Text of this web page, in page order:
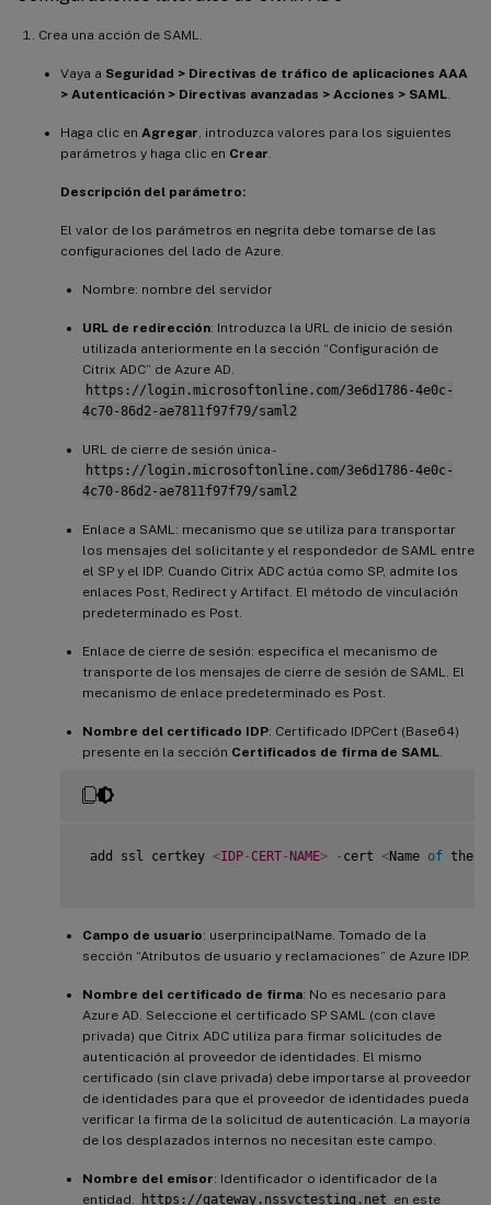
Crea una acción de SAML.
Vaya a Seguridad > Directivas de tráfico de aplicaciones AAA
> Autenticación > Directivas avanzadas > Acciones > SAML.
Haga clic en Agregar, introduzca valores para los siguientes
parámetros y haga clic en Crear.
Descripción del parámetro:
El valor de los parámetros en negrita debe tomarse de las
configuraciones del lado de Azure.
Nombre: nombre del servidor
URL de redirección: Introduzca la URL de inicio de sesión
utilizada anteriormente en la sección “Configuración de
Citrix ADC” de Azure AD.
https://login.microsoftonline.com/3e6d1786-4e0c-
4c70-86d2-ae7811f97f79/saml2
URL de cierre de sesión única -
https://login.microsoftonline.com/3e6d1786-4e0c-
4c70-86d2-ae7811f97f79/saml2
Enlace a SAML: mecanismo que se utiliza para transportar
los mensajes del solicitante y el respondedor de SAML entre
el SP y el IDP. Cuando Citrix ADC actúa como SP, admite los
enlaces Post, Redirect y Artifact. El método de vinculación
predeterminado es Post.
Enlace de cierre de sesión: especifica el mecanismo de
transporte de los mensajes de cierre de sesión de SAML. El
mecanismo de enlace predeterminado es Post.
Nombre del certificado IDP: Certificado IDPCert (Base64)
presente en la sección Certificados de firma de SAML.
add ssl certkey <IDP- CERT- NAME> - cert <Name of the
Campo de usuario: userprincipalName. Tomado de la
sección “Atributos de usuario y reclamaciones” de Azure IDP.
Nombre del certificado de firma: No es necesario para
Azure AD. Seleccione el certificado SP SAML (con clave
privada) que Citrix ADC utiliza para firmar solicitudes de
autenticación al proveedor de identidades. El mismo
certificado (sin clave privada) debe importarse al proveedor
de identidades para que el proveedor de identidades pueda
verificar la firma de la solicitud de autenticación. La mayoría
de los desplazados internos no necesitan este campo.
Nombre del emisor: Identificador o identificador de la
entidad.
https://gateway.nssvctesting.net en este